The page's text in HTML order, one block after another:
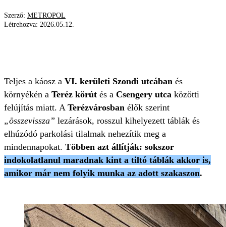
Szerző: METROPOL
Létrehozva: 2026.05.12.
Teljes a káosz a VI. kerületi Szondi utcában és
környékén a Teréz körút és a Csengery utca közötti
felújítás miatt. A Terézvárosban élők szerint
„összevissza” lezárások, rosszul kihelyezett táblák és
elhúzódó parkolási tilalmak nehezítik meg a
mindennapokat. Többen azt állítják: sokszor
indokolatlanul maradnak kint a tiltó táblák akkor is,
amikor már nem folyik munka az adott szakaszon.